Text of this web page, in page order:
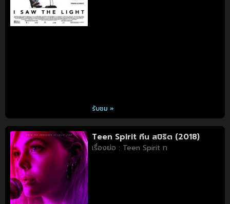
รับชม »
Teen Spirit ทีน สปิริต (2018)
เรื่องย่อ : Teen Spirit ท